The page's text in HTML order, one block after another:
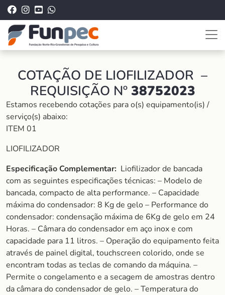
COTAÇÃO DE LIOFILIZADOR –
REQUISIÇÃO Nº 38752023
Estamos recebendo cotações para o(s) equipamento(is) /
serviço(s) abaixo:
ITEM 01
LIOFILIZADOR
Especificação Complementar: Liofilizador de bancada
com as seguintes especificações técnicas: – Modelo de
bancada, compacto de alta performance. – Capacidade
máxima do condensador: 8 Kg de gelo – Performance do
condensador: condensação máxima de 6Kg de gelo em 24
Horas. – Câmara do condensador em aço inox e com
capacidade para 11 litros. – Operação do equipamento feita
através de painel digital, touchscreen colorido, onde se
encontram todas as teclas de comando da máquina. –
Permite o congelamento e a secagem de amostras dentro
da câmara do condensador de gelo. – Temperatura do